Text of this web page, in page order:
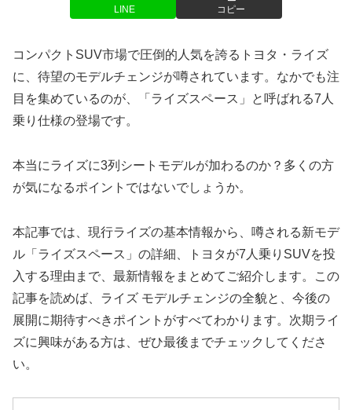
LINE コピー
コンパクトSUV市場で圧倒的人気を誇るトヨタ・ライズ
に、待望のモデルチェンジが噂されています。なかでも注
目を集めているのが、「ライズスペース」と呼ばれる7人
乗り仕様の登場です。
本当にライズに3列シートモデルが加わるのか？多くの方
が気になるポイントではないでしょうか。
本記事では、現行ライズの基本情報から、噂される新モデ
ル「ライズスペース」の詳細、トヨタが7人乗りSUVを投
入する理由まで、最新情報をまとめてご紹介します。この
記事を読めば、ライズ モデルチェンジの全貌と、今後の
展開に期待すべきポイントがすべてわかります。次期ライ
ズに興味がある方は、ぜひ最後までチェックしてくださ
い。